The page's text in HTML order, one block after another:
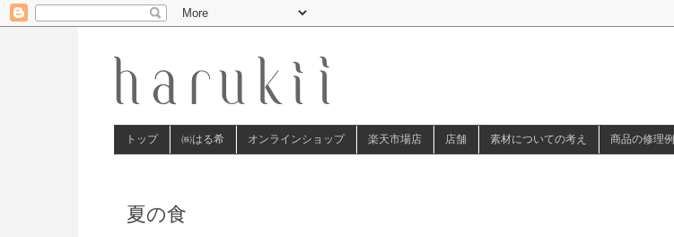
トップ ㈱はる希 オンラインショップ 楽天市場店 店舗 素材についての考え 商品の修理例
夏の食